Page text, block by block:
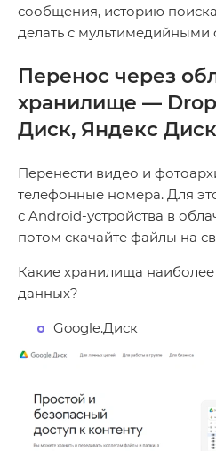
сообщения, историю
делать с
Перенос через
хранилище —
Диск, Яндекс Диск
Перенести видео и
телефонные номера. Для
с Android-устройства в
потом скачайте файлы на
Какие хранилища
данных?
Google.Диск